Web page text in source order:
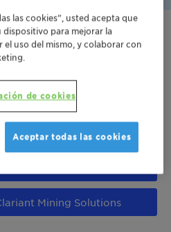
Santiago, Chile
Mining Solutions
las cookies”, usted acepta que
dispositivo para mejorar la
el uso del mismo, y colaborar con
de cookies
Aceptar todas las cookies